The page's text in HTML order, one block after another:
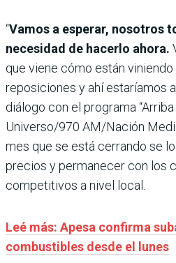
“Vamos a esperar, nosotros
necesidad de hacerlo ahora.
que viene cómo están
reposiciones y ahí estaríamos
diálogo con el programa
Universo/970 AM/Nación
mes que se está cerrando se
precios y permanecer con los
competitivos a nivel local.
Leé más: Apesa confirma
combustibles desde el lunes